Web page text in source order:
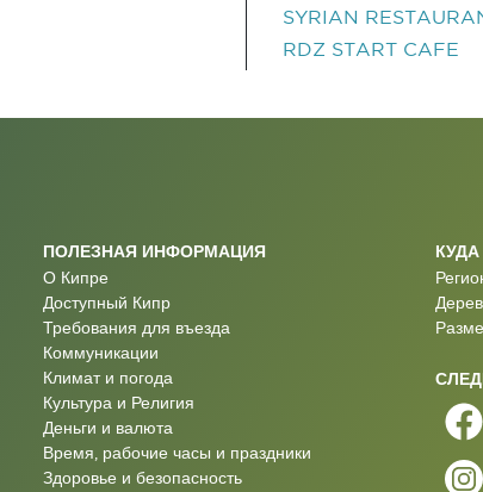
SYRIAN
RDZ START CAFE
ПОЛЕЗНАЯ ИНФОРМАЦИЯ
О Кипре
Доступный Кипр
Требования для въезда
Коммуникации
Климат и погода
Культура и Религия
Деньги и валюта
Время, рабочие часы и праздники
Здоровье и безопасность